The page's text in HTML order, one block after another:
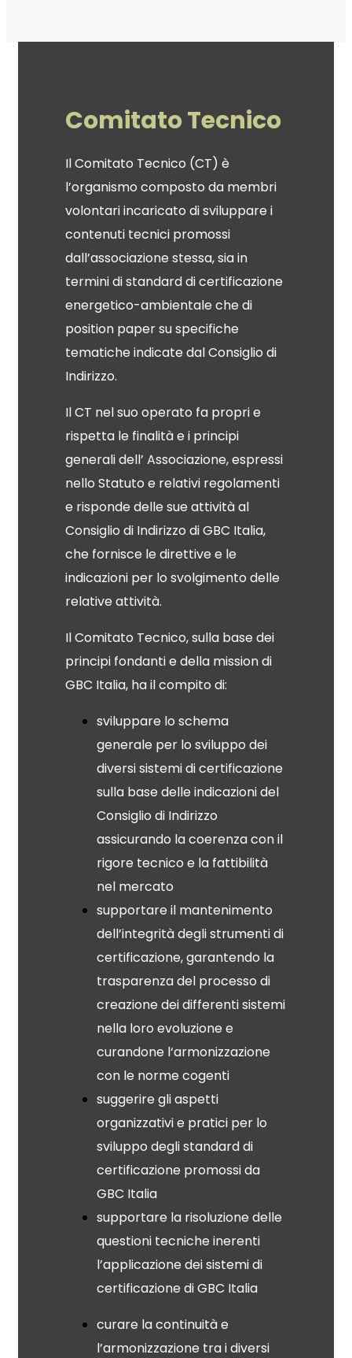
Comitato Tecnico
Il Comitato Tecnico (CT) è
l’organismo composto da membri
volontari incaricato di sviluppare i
contenuti tecnici promossi
dall’associazione stessa, sia in
termini di standard di certificazione
energetico-ambientale che di
position paper su specifiche
tematiche indicate dal Consiglio di
Indirizzo.
Il CT nel suo operato fa propri e
rispetta le finalità e i principi
generali dell’ Associazione, espressi
nello Statuto e relativi regolamenti
e risponde delle sue attività al
Consiglio di Indirizzo di GBC Italia,
che fornisce le direttive e le
indicazioni per lo svolgimento delle
relative attività.
Il Comitato Tecnico, sulla base dei
principi fondanti e della mission di
GBC Italia, ha il compito di:
sviluppare lo schema
generale per lo sviluppo dei
diversi sistemi di certificazione
sulla base delle indicazioni del
Consiglio di Indirizzo
assicurando la coerenza con il
rigore tecnico e la fattibilità
nel mercato
supportare il mantenimento
dell’integrità degli strumenti di
certificazione, garantendo la
trasparenza del processo di
creazione dei differenti sistemi
nella loro evoluzione e
curandone l‘armonizzazione
con le norme cogenti
suggerire gli aspetti
organizzativi e pratici per lo
sviluppo degli standard di
certificazione promossi da
GBC Italia
supportare la risoluzione delle
questioni tecniche inerenti
l’applicazione dei sistemi di
certificazione di GBC Italia
curare la continuità e
l’armonizzazione tra i diversi